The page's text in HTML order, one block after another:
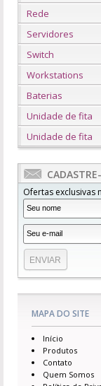
Rede
Servidores
Switch
Workstations
Baterias
Unidade de fita
Unidade de fita
Ofertas exclusivas
MAPA DO SITE
Início
Produtos
Contato
Quem Somos